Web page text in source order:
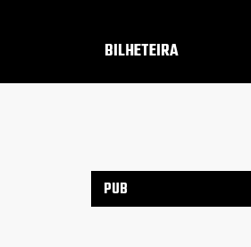
BILHETEIRA
PUB